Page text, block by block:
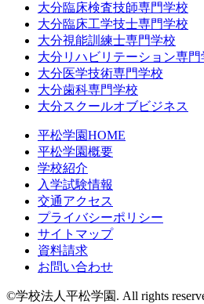
大分臨床検査技師専門学校
大分臨床工学技士専門学校
大分視能訓練士専門学校
大分リハビリテーション専門
大分医学技術専門学校
大分歯科専門学校
大分スクールオブビジネス
平松学園HOME
平松学園概要
学校紹介
入学試験情報
交通アクセス
プライバシーポリシー
サイトマップ
資料請求
お問い合わせ
©学校法人平松学園. All rights